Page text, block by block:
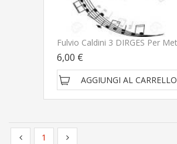
6,00 €
AGGIUNGI AL CARRELLO
1